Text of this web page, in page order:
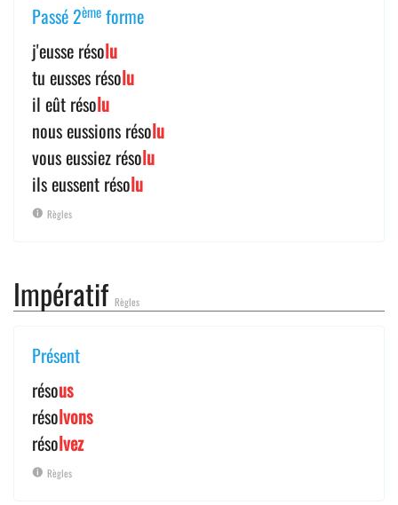
Passé 2ème forme
j'eusse résolu
tu eusses résolu
il eût résolu
nous eussions résolu
vous eussiez résolu
ils eussent résolu
Règles
Impératif Règles
Présent
résous
résolvons
résolvez
Règles